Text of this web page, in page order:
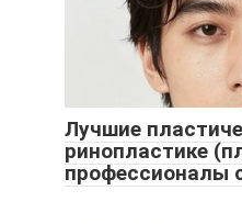
Лучшие
ринопластике
профессионалы